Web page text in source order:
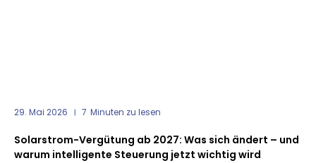
29. Mai 2026 7 Minuten zu lesen
Solarstrom-Vergütung ab 2027: Was sich ändert – und
warum intelligente Steuerung jetzt wichtig wird